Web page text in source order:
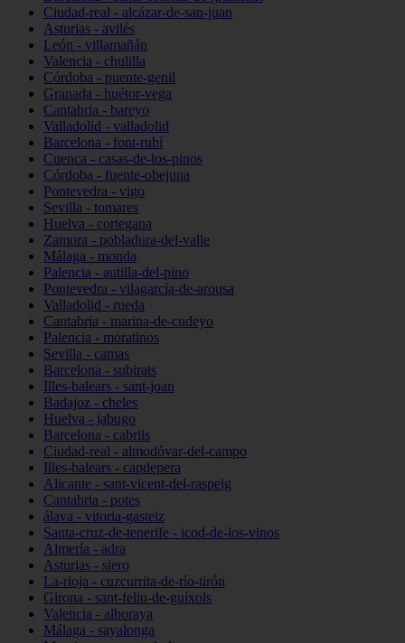
Ciudad-real - alcázar-de-san-juan
Asturias - avilés
León - villamañán
Valencia - chulilla
Córdoba - puente-genil
Granada - huétor-vega
Cantabria - bareyo
Valladolid - valladolid
Barcelona - font-rubí
Cuenca - casas-de-los-pinos
Córdoba - fuente-obejuna
Pontevedra - vigo
Sevilla - tomares
Huelva - cortegana
Zamora - pobladura-del-valle
Málaga - monda
Palencia - autilla-del-pino
Pontevedra - vilagarcía-de-arousa
Valladolid - rueda
Cantabria - marina-de-cudeyo
Palencia - moratinos
Sevilla - camas
Barcelona - subirats
Illes-balears - sant-joan
Badajoz - cheles
Huelva - jabugo
Barcelona - cabrils
Ciudad-real - almodóvar-del-campo
Illes-balears - capdepera
Alicante - sant-vicent-del-raspeig
Cantabria - potes
álava - vitoria-gasteiz
Santa-cruz-de-tenerife - icod-de-los-vinos
Almería - adra
Asturias - siero
La-rioja - cuzcurrita-de-río-tirón
Girona - sant-feliu-de-guíxols
Valencia - alboraya
Málaga - sayalonga